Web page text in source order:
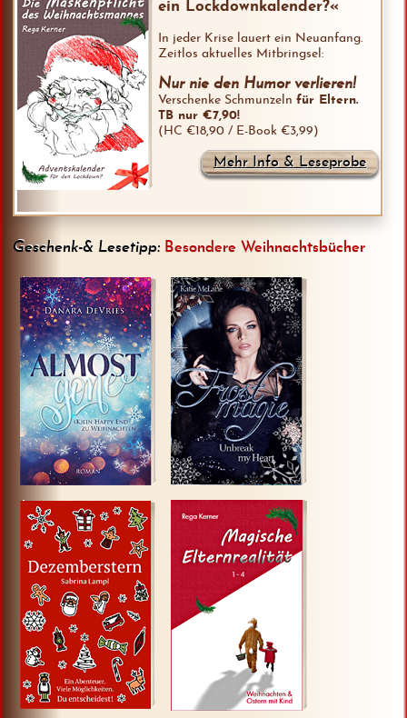
ein Lockdownkalender?«
In jeder Krise lauert ein Neuanfang.
Zeitlos aktuelles Mitbringsel:
Nur nie den Humor verlieren!
Verschenke Schmunzeln für Eltern.
TB nur €7,90!
(HC €18,90 / E-Book €3,99)
Mehr Info & Leseprobe
Geschenk-& Lesetipp:Besondere Weihnachtsbücher
Klick HIER!
Klick HIER!
Klick HIER!